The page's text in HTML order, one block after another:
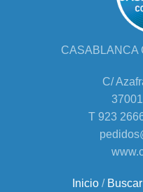
CASABLANCA
C/
T 923
Inicio/ Buscar